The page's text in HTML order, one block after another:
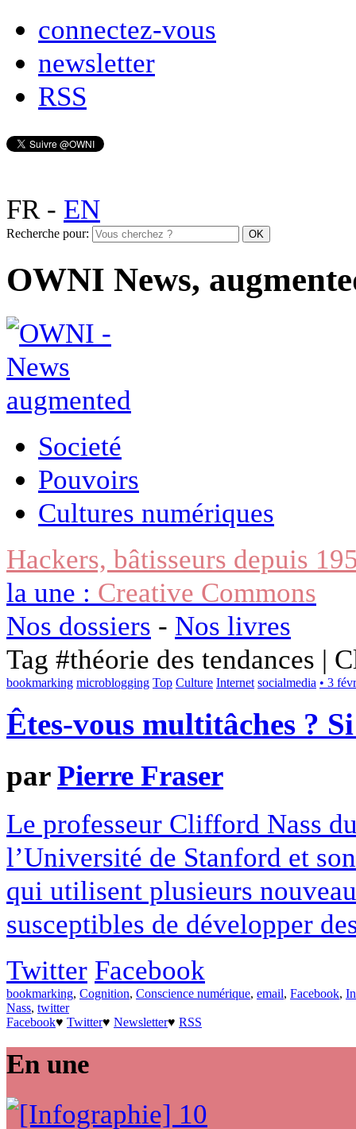
connectez-vous
newsletter
RSS
FR- EN
Recherche pour:
OWNI News,
Societé
Pouvoirs
Cultures numériques
Hackers, bâtisseurs depuis
la une : Creative Commons
Nos dossiers - Nos livres
Tag #théorie des tendances |
bookmarking microblogging Top Culture Internet socialmedia • 3
Êtes-vous multitâches ?
parPierre Fraser
Le professeur Clifford Nass
l’Université de Stanford et
qui utilisent plusieurs
susceptibles de développer
Twitter Facebook
bookmarking, Cognition, Conscience numérique, email, Facebook,
Nass, twitter
Facebook♥ Twitter♥ Newsletter♥ RSS
En une